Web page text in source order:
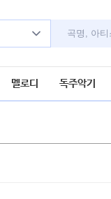
멜로디 독주악기